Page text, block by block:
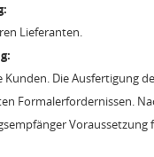
Lieferanten.
Kunden. Die Ausfertigung
Formalerfordernissen.
Voraussetzung